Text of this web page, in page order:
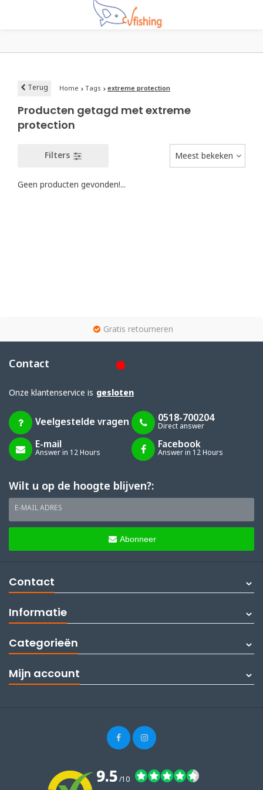
Terug Home Tags extreme protection
Producten getagd met extreme
protection
Filters Meest bekeken
Geen producten gevonden!...
Gratis retourneren
Contact
Onze klantenservice is gesloten
Veelgestelde vragen 0518-700204
Direct answer
E-mail
Answer in 12 Hours
Facebook
Answer in 12 Hours
Wilt u op de hoogte blijven?:
E-MAIL ADRES
Abonneer
Contact
Informatie
Categorieën
Mijn account
9.5/10